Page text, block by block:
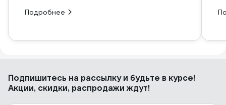
Подробнее
Подпишитесь на рассылкуи будьте в курсе!
Акции, скидки, распродажи ждут!